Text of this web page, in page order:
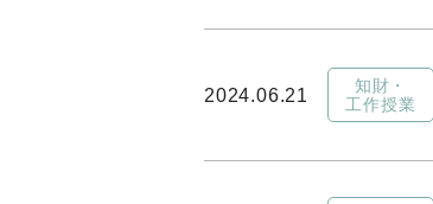
2024.06.21
知財・
工作授業